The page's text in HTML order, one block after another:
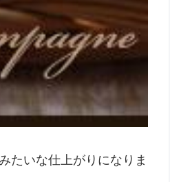
たいな仕上がりになりま